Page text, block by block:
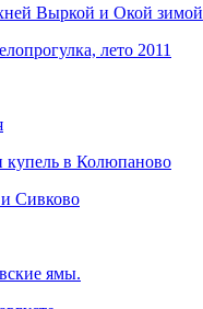
Выркой и Окой зимой
лето 2011
купель в Колюпаново
Сивково
ямы.